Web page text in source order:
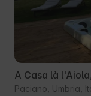
A Casa là
Paciano, Umbria,